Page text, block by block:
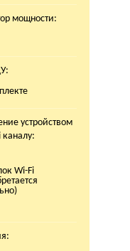
мощности:
устройством
каналу:
Wi-Fi